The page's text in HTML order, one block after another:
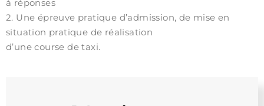
à réponses
2. Une épreuve pratique d’admission, de mise en
situation pratique de réalisation
d’une course de taxi.